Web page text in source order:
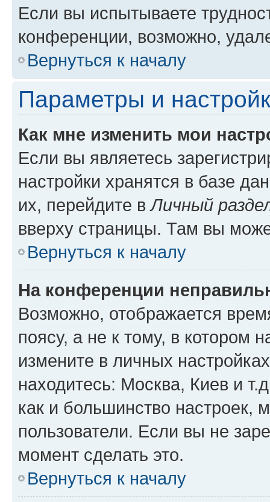
Если вы испытываете
конференции, возможно,
Вернуться к началу
Параметры и
Как мне изменить мои
Если вы являетесь
настройки хранятся в базе
их, перейдите вЛичный
вверху страницы. Там вы
Вернуться к началу
На конференции
Возможно, отображается
поясу, а не к тому, в котором
измените в личных
находитесь: Москва, Киев и
как и большинство настроек,
пользователи. Если вы не
момент сделать это.
Вернуться к началу